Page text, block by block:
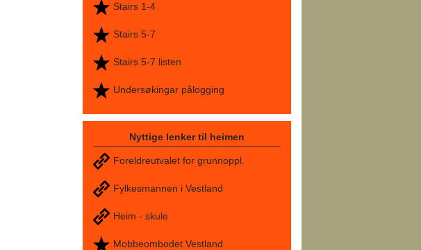
Stairs 1-4
Stairs 5-7
Stairs 5-7 listen
Undersøkingar pålogging
Nyttige lenker til heimen
Foreldreutvalet for grunnoppl.
Fylkesmannen i Vestland
Heim - skule
Mobbeombodet Vestland